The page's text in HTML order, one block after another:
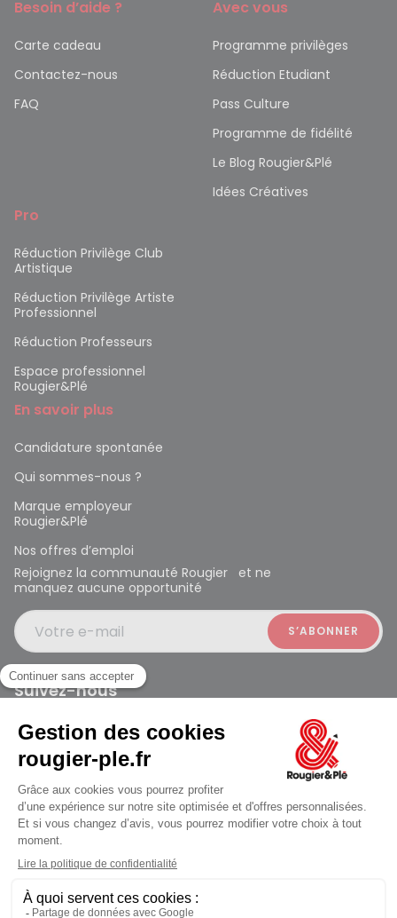
Besoin d’aide ?
Carte cadeau
Contactez-nous
FAQ
Avec vous
Programme privilèges
Réduction Etudiant
Pass Culture
Programme de fidélité
Le Blog Rougier&Plé
Idées Créatives
Pro
Réduction Privilège Club
Artistique
Réduction Privilège Artiste
Professionnel
Réduction Professeurs
Espace professionnel
Rougier&Plé
En savoir plus
Candidature spontanée
Qui sommes-nous ?
Marque employeur
Rougier&Plé
Nos offres d’emploi
Rejoignez la communauté Rougier et ne
manquez aucune opportunité
Votre e-mail
Suivez-nous
Rougier et Plé 2024 Copyright
Mentions légales
Conditions générales des ventes